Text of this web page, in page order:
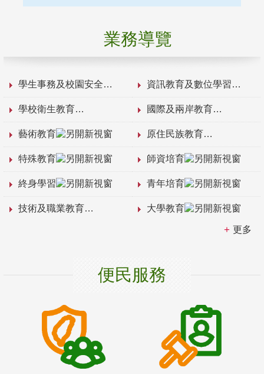
業務導覽
學生事務及校園安全 資訊教育及數位學習
學校衛生教育 國際及兩岸教育
藝術教育 原住民族教育
特殊教育 師資培育
終身學習 青年培育
技術及職業教育 大學教育
更多
便民服務